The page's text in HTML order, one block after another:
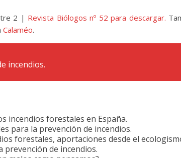
2 | Revista Biólogos nº 52 para descargar.
Calaméo.
incendios.
incendios forestales en España.
para la prevención de incendios.
forestales, aportaciones desde el
prevención de incendios.